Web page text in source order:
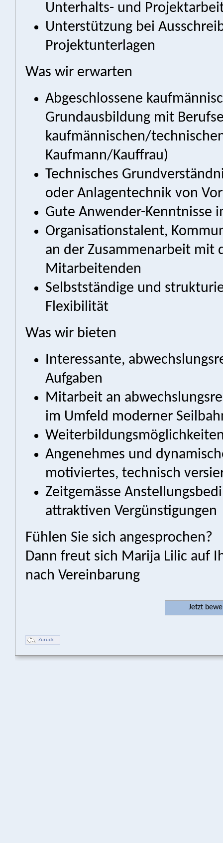
Unterhalts- und
Unterstützung bei
Projektunterlagen
Was wir erwarten
Abgeschlossene
Grundausbildung mit
kaufmännischen/
Kaufmann/Kauffrau)
Technisches
oder Anlagentechnik von
Gute Anwender-Kenntnisse
Organisationstalent,
an der Zusammenarbeit mit
Mitarbeitenden
Selbstständige und
Flexibilität
Was wir bieten
Interessante,
Aufgaben
Mitarbeit an
im Umfeld moderner
Angenehmes und
motiviertes, technisch
Zeitgemässe
attraktiven Vergünstigungen
Fühlen Sie sich angesprochen?
Dann freut sich Marija Lilic auf
nach Vereinbarung
Jetzt
Zurück